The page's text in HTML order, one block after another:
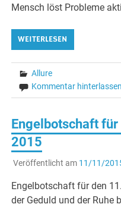
Mensch löst Probleme
WEITERLESEN
Allure
Kommentar hinterlassen
Engelbotschaft
2015
Veröffentlicht am 11/11/
Engelbotschaft für den
der Geduld und der Ruhe